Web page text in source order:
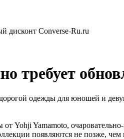
дисконт Converse-Ru.ru
требует
одежды для юношей и
Yohji Yamamoto,
появляются не позже,